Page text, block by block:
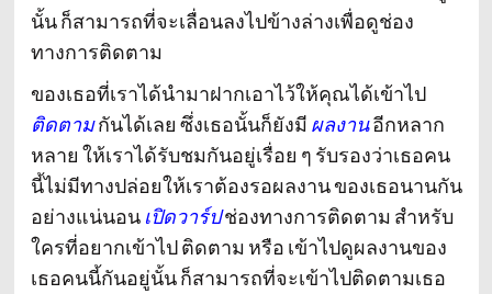
นั้น ก็สามารถที่จะเลื่อนลงไปข้างล่างเพื่อดูช่อง
ทางการติดตาม
ของเธอที่เราได้นำมาฝากเอาไว้ให้คุณได้เข้าไป
ติดตามกันได้เลย ซึ่งเธอนั้นก็ยังมี ผลงานอีกหลาก
หลาย ให้เราได้รับชมกันอยู่เรื่อย ๆ รับรองว่าเธอคน
นี้ไม่มีทางปล่อยให้เราต้องรอผลงาน ของเธอนานกัน
อย่างแน่นอน เปิดวาร์ปช่องทางการติดตาม สำหรับ
ใครที่อยากเข้าไป ติดตาม หรือ เข้าไปดูผลงานของ
เธอคนนี้กันอยู่นั้น ก็สามารถที่จะเข้าไปติดตามเธอ